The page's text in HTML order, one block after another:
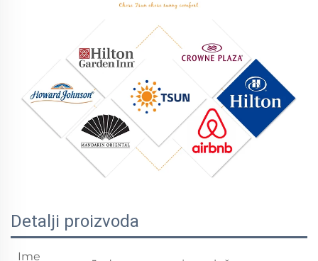
Detalji proizvoda
Ime